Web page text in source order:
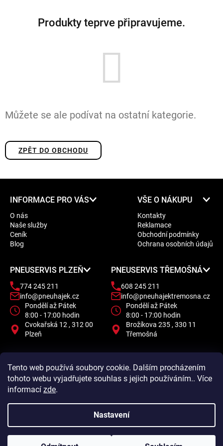
Tento web používá soubory cookie. Dalším procházením
tohoto webu vyjadřujete souhlas s jejich používáním.. Více
informací zde.
Nastavení
Produkty teprve připravujeme.
Můžete se ale podívat na ostatní kategorie.
ZPĚT DO OBCHODU
INFORMACE PRO VÁS
O nás
Naše služby
Ceník
Blog
VŠE O NÁKUPU
Kontakty
Reklamace
Obchodní podmínky
Ochrana osobních údajů
PNEUSERVIS PLZEŇ
774 245 211
info@pneuhajek.cz
Pondělí až Pátek
8:00 - 17:00 hodin
Cvokařská 12 , 312 00
Plzeň
PNEUSERVIS TŘEMOŠNÁ
608 245 211
info@pneuhajektremosna.cz
Pondělí až Pátek
8:00 - 17:00 hodin
Brožíkova 235 , 330 11
Třemošná